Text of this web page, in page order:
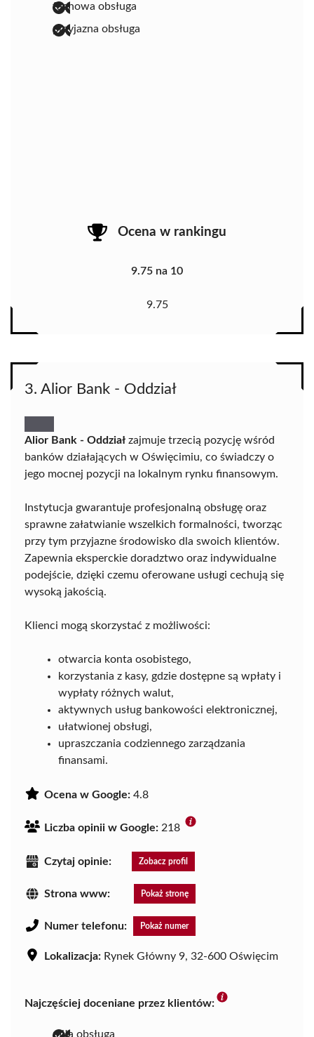
fachowa obsługa
przyjazna obsługa
Ocena w rankingu
9.75 na 10
9.75
3. Alior Bank - Oddział
Alior Bank - Oddział zajmuje trzecią pozycję wśród
banków działających w Oświęcimiu, co świadczy o
jego mocnej pozycji na lokalnym rynku finansowym.
Instytucja gwarantuje profesjonalną obsługę oraz
sprawne załatwianie wszelkich formalności, tworząc
przy tym przyjazne środowisko dla swoich klientów.
Zapewnia eksperckie doradztwo oraz indywidualne
podejście, dzięki czemu oferowane usługi cechują się
wysoką jakością.
Klienci mogą skorzystać z możliwości:
otwarcia konta osobistego,
korzystania z kasy, gdzie dostępne są wpłaty i
wypłaty różnych walut,
aktywnych usług bankowości elektronicznej,
ułatwionej obsługi,
upraszczania codziennego zarządzania
finansami.
Ocena w Google: 4.8
Liczba opinii w Google: 218
Czytaj opinie: Zobacz profil
Strona www: Pokaż stronę
Numer telefonu: Pokaż numer
Lokalizacja: Rynek Główny 9, 32-600 Oświęcim
Najczęściej doceniane przez klientów:
miła obsługa